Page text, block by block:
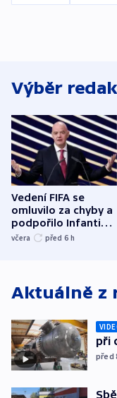
Výběr
Vedení FIFA se
omluvilo za chyby a
podpořilo Infantina.
UEFA trvá na
včera před 6 h
Aktuálně z
při
před